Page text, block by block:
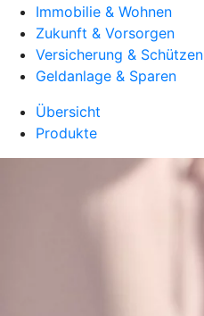
Immobilie & Wohnen
Zukunft & Vorsorgen
Versicherung & Schützen
Geldanlage & Sparen
Übersicht
Produkte